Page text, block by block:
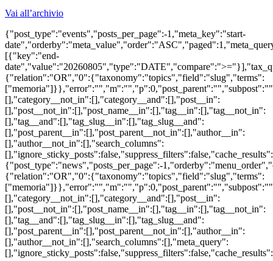
Vai all’archivio
{"post_type":"events","posts_per_page":-1,"meta_key":"start-
[{"key":"end-
{"relation":"OR","0":{"taxonomy":"topics","field":"slug","terms":
[],"category__not_in":[],"category__and":[],"post__in":
[],"post__not_in":[],"post_name__in":[],"tag__in":[],"tag__not_in":
[],"tag__and":[],"tag_slug__in":[],"tag_slug__and":
[],"post_parent__in":[],"post_parent__not_in":[],"author__in":
[],"author__not_in":[],"search_columns":
{"post_type":"news","posts_per_page":-
{"relation":"OR","0":{"taxonomy":"topics","field":"slug","terms":
[],"category__not_in":[],"category__and":[],"post__in":
[],"post__not_in":[],"post_name__in":[],"tag__in":[],"tag__not_in":
[],"tag__and":[],"tag_slug__in":[],"tag_slug__and":
[],"post_parent__in":[],"post_parent__not_in":[],"author__in":
[],"author__not_in":[],"search_columns":[],"meta_query":